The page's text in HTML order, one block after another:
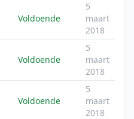
Voldoende
5
maart
2018
Voldoende
5
maart
2018
Voldoende
5
maart
2018